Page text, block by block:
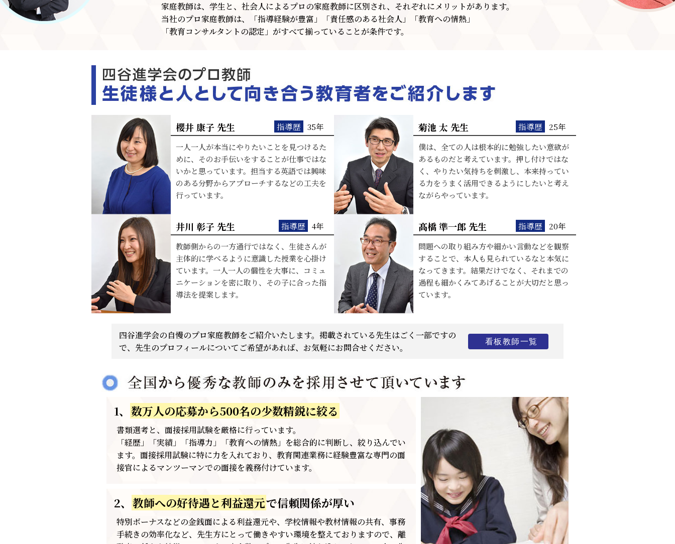
家庭教師は、学生と、社会人によるプロの家庭教師に区別され、それぞれにメリットがあります。
当社のプロ家庭教師は、「指導経験が豊富」「責任感のある社会人」「教育への情熱」
「教育コンサルタントの認定」がすべて揃っていることが条件です。
櫻井 康子 先生 指導歴 35年
一人一人が本当にやりたいことを見つけるた
めに、そのお手伝いをすることが仕事ではな
いかと思っています。担当する英語では興味
のある分野からアプローチするなどの工夫を
行っています。
菊池 太 先生 指導歴 25年
僕は、全ての人は根本的に勉強したい意欲が
あるものだと考えています。押し付けではな
く、やりたい気持ちを刺激し、本来持ってい
る力をうまく活用できるようにしたいと考え
ながらやっています。
井川 彰子 先生 指導歴 4年
教師側からの一方通行ではなく、生徒さんが
主体的に学べるように意識した授業を心掛け
ています。一人一人の個性を大事に、コミュ
ニケーションを密に取り、その子に合った指
導法を提案します。
髙橋 準一郎 先生 指導歴 20年
問題への取り組み方や細かい言動などを観察
することで、本人も見られているなと本気に
なってきます。結果だけでなく、それまでの
過程も細かくみてあげることが大切だと思っ
ています。
四谷進学会の自慢のプロ家庭教師をご紹介いたします。掲載されている先生はごく一部ですの
で、先生のプロフィールについてご希望があれば、お気軽にお問合せください。
看板教師一覧
1、 数万人の応募から500名の少数精鋭に絞る
書類選考と、面接採用試験を厳格に行っています。
「経歴」「実績」「指導力」「教育への情熱」を総合的に判断し、絞り込んでい
ます。面接採用試験に特に力を入れており、教育関連業務に経験豊富な専門の面
接官によるマンツーマンでの面接を義務付けています。
2、 教師への好待遇と利益還元で信頼関係が厚い
特別ボーナスなどの金銭面による利益還元や、学校情報や教材情報の共有、事務
手続きの効率化など、先生方にとって働きやすい環境を整えておりますので、離